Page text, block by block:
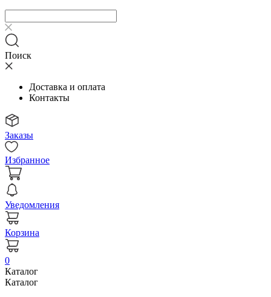
Поиск
Доставка и оплата
Контакты
Заказы
Избранное
Уведомления
Корзина
0
Каталог
Каталог